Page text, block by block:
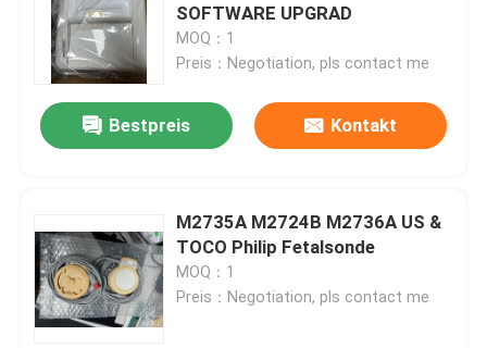
SOFTWARE UPGRAD
MOQ：1
Preis：Negotiation, pls contact me
Bestpreis Kontakt
M2735A M2724B M2736A US &
TOCO Philip Fetalsonde
MOQ：1
Preis：Negotiation, pls contact me